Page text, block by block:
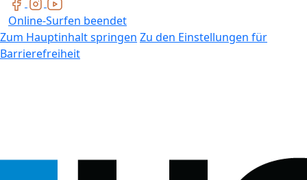
Online-Surfen beendet
Zum Hauptinhalt springen Zu den Einstellungen für
Barrierefreiheit